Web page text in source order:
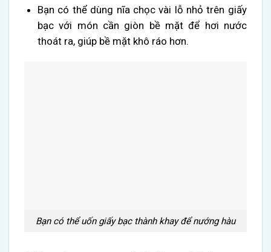
Bạn có thể dùng nĩa chọc vài lỗ nhỏ trên giấy
bạc với món cần giòn bề mặt để hơi nước
thoát ra, giúp bề mặt khô ráo hơn.
Bạn có thể uốn giấy bạc thành khay để nướng hàu